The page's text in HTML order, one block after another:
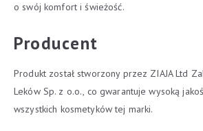
o swój komfort i świeżość.
Producent
Produkt został stworzony przez ZIAJA Ltd
Leków Sp. z o.o., co gwarantuje wysoką
wszystkich kosmetyków tej marki.